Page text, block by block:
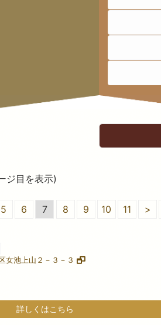
ジ目を表示)
5 6 7 8 9 10 11 >
女池上山２－３－３
詳しくはこちら